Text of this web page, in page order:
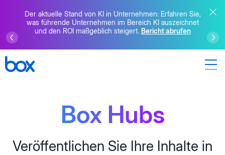
Der aktuelle Stand von KI in Unternehmen: Erfahren Sie,
was führende Unternehmen im Bereich KI auszeichnet
und den ROI maßgeblich steigert. Bericht abrufen
Box Hubs
Veröffentlichen Sie Ihre Inhalte in